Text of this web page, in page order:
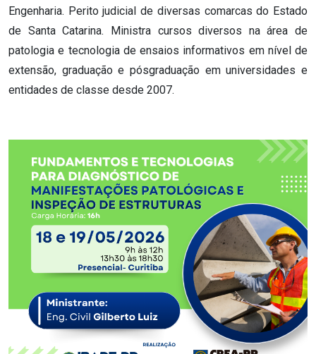
Engenharia. Perito judicial de diversas comarcas do Estado
de Santa Catarina. Ministra cursos diversos na área de
patologia e tecnologia de ensaios informativos em nível de
extensão, graduação e pósgraduação em universidades e
entidades de classe desde 2007.